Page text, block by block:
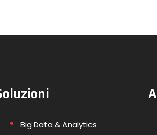
Big Data & Analytics